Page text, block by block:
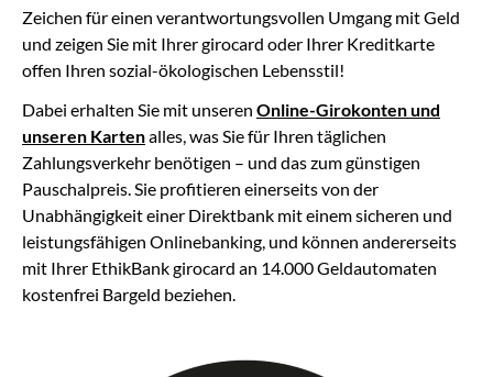
Zeichen für einen verantwortungsvollen Umgang mit Geld
und zeigen Sie mit Ihrer girocard oder Ihrer Kreditkarte
offen Ihren sozial-ökologischen Lebensstil!
Dabei erhalten Sie mit unseren Online-Girokonten und
unseren Kartenalles, was Sie für Ihren täglichen
Zahlungsverkehr benötigen – und das zum günstigen
Pauschalpreis. Sie profitieren einerseits von der
Unabhängigkeit einer Direktbank mit einem sicheren und
leistungsfähigen Onlinebanking, und können andererseits
mit Ihrer EthikBank girocard an 14.000 Geldautomaten
kostenfrei Bargeld beziehen.